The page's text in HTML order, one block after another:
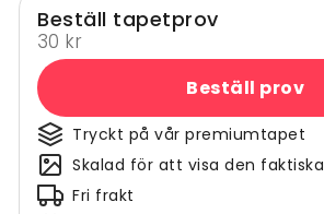
Beställ tapetprov
30 kr
Beställ prov
Tryckt på vår premiumtapet
Skalad för att visa den
Fri frakt